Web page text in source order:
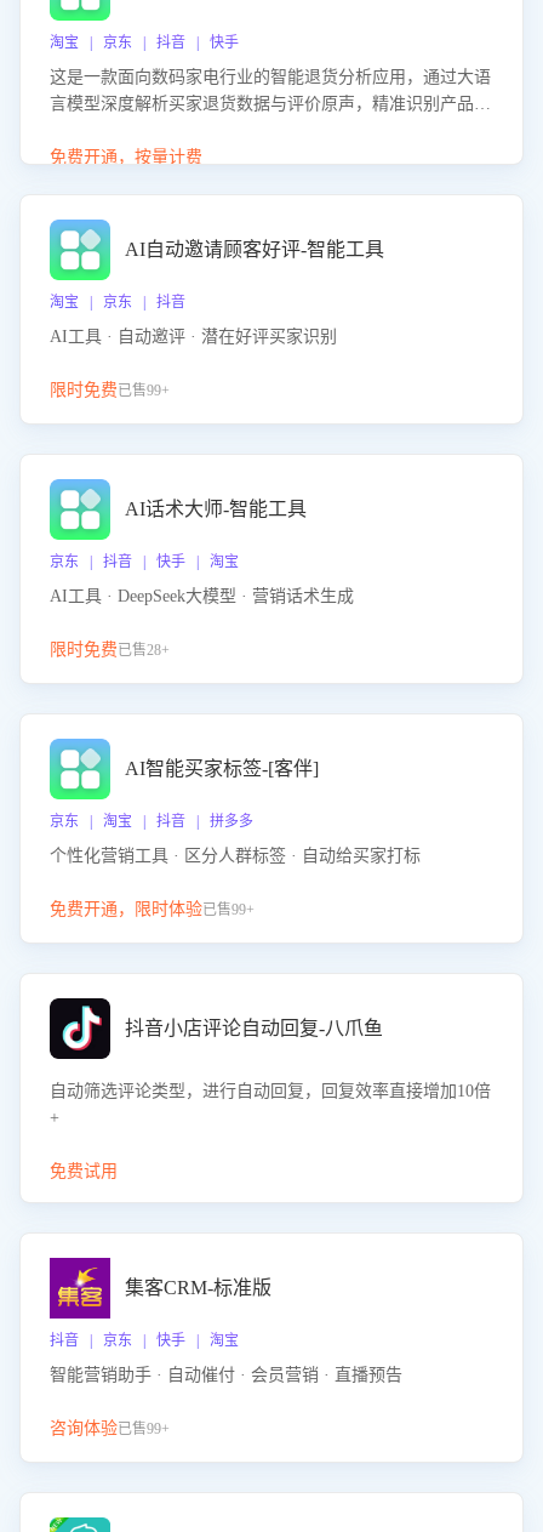
淘宝 | 京东 | 抖音 | 快手
这是一款面向数码家电行业的智能退货分析应用，通过大语
言模型深度解析买家退货数据与评价原声，精准识别产品质
改进建议，通过挖掘用户痛点驱动产品迭代，从根本上降低
免费开通，按量计费
AI自动邀请顾客好评-智能工具
淘宝 | 京东 | 抖音
AI工具 · 自动邀评 · 潜在好评买家识别
限时免费已售99+
AI话术大师-智能工具
京东 | 抖音 | 快手 | 淘宝
AI工具 · DeepSeek大模型 · 营销话术生成
限时免费已售28+
AI智能买家标签-[客伴]
京东 | 淘宝 | 抖音 | 拼多多
个性化营销工具 · 区分人群标签 · 自动给买家打标
免费开通，限时体验已售99+
抖音小店评论自动回复-八爪鱼
自动筛选评论类型，进行自动回复，回复效率直接增加10倍
+
免费试用
集客CRM-标准版
抖音 | 京东 | 快手 | 淘宝
智能营销助手 · 自动催付 · 会员营销 · 直播预告
咨询体验已售99+